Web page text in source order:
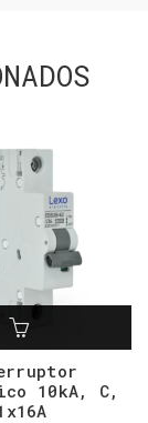
10kA, C,